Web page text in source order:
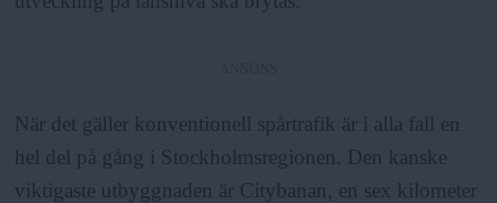
När det gäller konventionell spårtrafik är i alla fall en
hel del på gång i Stockholmsregionen. Den kanske
viktigaste utbyggnaden är Citybanan, en sex kilometer